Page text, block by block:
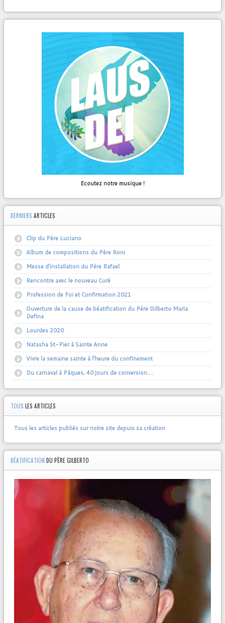
Ecoutez notre musique !
DERNIERS ARTICLES
Clip du Père Luciano
Album de compositions du Père Roni
Messe d’installation du Père Rafael
Rencontre avec le nouveau Curé
Profession de Foi et Confirmation 2021
Ouverture de la cause de béatification du Père Gilberto Maria
Defina
Lourdes 2020
Natasha St-Pier à Sainte Anne
Vivre la semaine sainte à l’heure du confinement
Du carnaval à Pâques, 40 jours de conversion….
TOUS LES ARTICLES
Tous les articles publiés sur notre site depuis sa création
BÉATIFICATION DU PÈRE GILBERTO